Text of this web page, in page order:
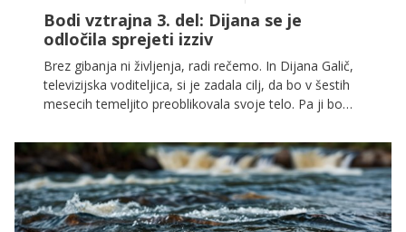
Bodi vztrajna 3. del: Dijana se je
odločila sprejeti izziv
Brez gibanja ni življenja, radi rečemo. In Dijana Galič,
televizijska voditeljica, si je zadala cilj, da bo v šestih
mesecih temeljito preoblikovala svoje telo. Pa ji bo